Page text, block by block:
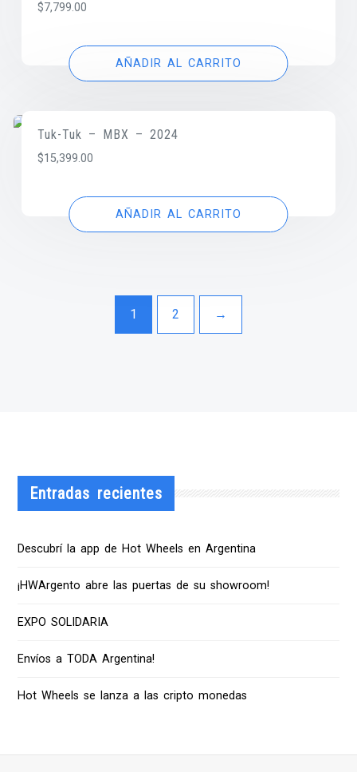
$7,799.00
AÑADIR AL CARRITO
Tuk-Tuk – MBX – 2024
$15,399.00
AÑADIR AL CARRITO
1 2 →
Entradas recientes
Descubrí la app de Hot Wheels en Argentina
¡HWArgento abre las puertas de su showroom!
EXPO SOLIDARIA
Envíos a TODA Argentina!
Hot Wheels se lanza a las cripto monedas